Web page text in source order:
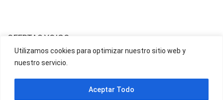
Utilizamos cookies para optimizar nuestro sitio web y
nuestro servicio.
Aceptar Todo
OFERTAS YOIGO